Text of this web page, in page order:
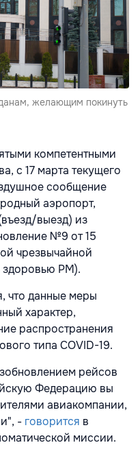
желающим покинуть
компетентными
с 17 марта текущего
сообщение
аэропорт,
выезд) из
№9 от 15
чрезвычайной
здоровью РМ).
что данные меры
характер,
распространения
типа COVID-19.
рейсов
Федерацию вы
авиакомпании,
- говорится в
миссии.